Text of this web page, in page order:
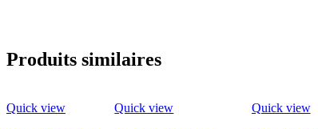
Produits similaires
Quick view Quick view Quick view